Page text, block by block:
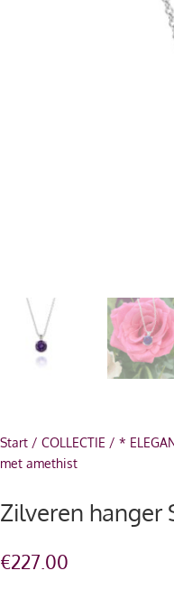
Start / COLLECTIE / *
met amethist
Zilveren hanger
€227.00